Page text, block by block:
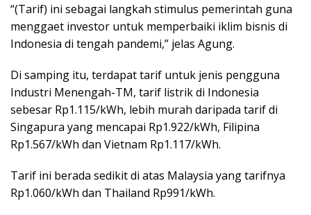
“(Tarif) ini sebagai langkah stimulus pemerintah guna
menggaet investor untuk memperbaiki iklim bisnis di
Indonesia di tengah pandemi,” jelas Agung.
Di samping itu, terdapat tarif untuk jenis pengguna
Industri Menengah-TM, tarif listrik di Indonesia
sebesar Rp1.115/kWh, lebih murah daripada tarif di
Singapura yang mencapai Rp1.922/kWh, Filipina
Rp1.567/kWh dan Vietnam Rp1.117/kWh.
Tarif ini berada sedikit di atas Malaysia yang tarifnya
Rp1.060/kWh dan Thailand Rp991/kWh.